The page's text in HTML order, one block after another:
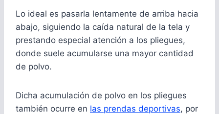
Lo ideal es pasarla lentamente de arriba hacia
abajo, siguiendo la caída natural de la tela y
prestando especial atención a los pliegues,
donde suele acumularse una mayor cantidad
de polvo.
Dicha acumulación de polvo en los pliegues
también ocurre en las prendas deportivas, por